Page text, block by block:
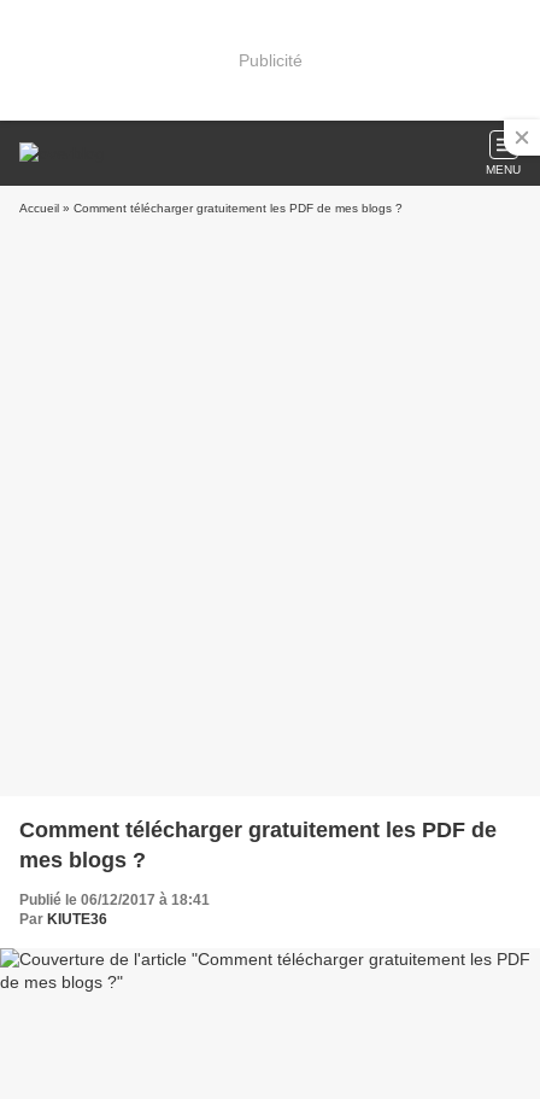
Publicité
MENU
Accueil » Comment télécharger gratuitement les PDF de mes blogs ?
Comment télécharger gratuitement les PDF de
mes blogs ?
Publié le 06/12/2017 à 18:41
Par KIUTE36